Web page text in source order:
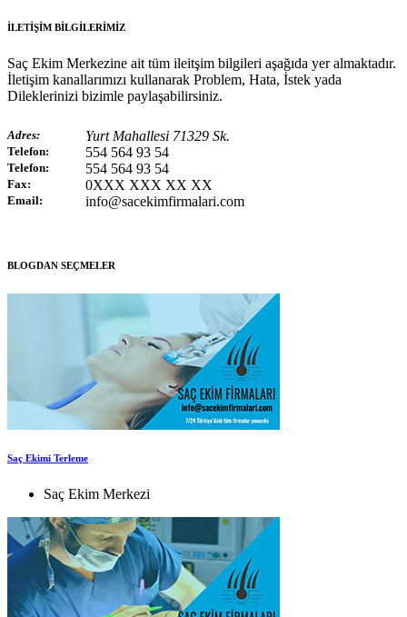
İLETİŞİM BİLGİLERİMİZ
Saç Ekim Merkezine ait tüm ileitşim bilgileri aşağıda yer almaktadır.
İletişim kanallarımızı kullanarak Problem, Hata, İstek yada
Dileklerinizi bizimle paylaşabilirsiniz.
Adres: Yurt Mahallesi 71329 Sk.
Telefon: 554 564 93 54
Telefon: 554 564 93 54
Fax: 0XXX XXX XX XX
Email: info@sacekimfirmalari.com
BLOGDAN SEÇMELER
Saç Ekimi Terleme
Saç Ekim Merkezi